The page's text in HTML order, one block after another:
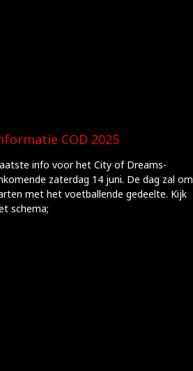
COD 2025
info voor het City of Dreams-
zaterdag 14 juni. De dag zal om
met het voetballende gedeelte. Kijk
schema;